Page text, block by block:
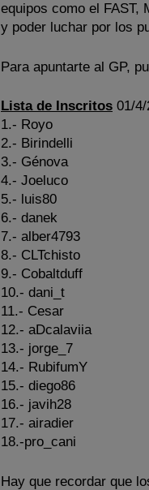
equipos como el FAST,
y poder luchar por los
Para apuntarte al GP,
Lista de Inscritos 01/4/
1.- Royo
2.- Birindelli
3.- Génova
4.- Joeluco
5.- luis80
6.- danek
7.- alber4793
8.- CLTchisto
9.- Cobaltduff
10.- dani_t
11.- Cesar
12.-
13.- jorge_7
14.- RubifumY
15.- diego86
16.- javih28
17.- airadier
18.-pro_cani
Hay que recordar que